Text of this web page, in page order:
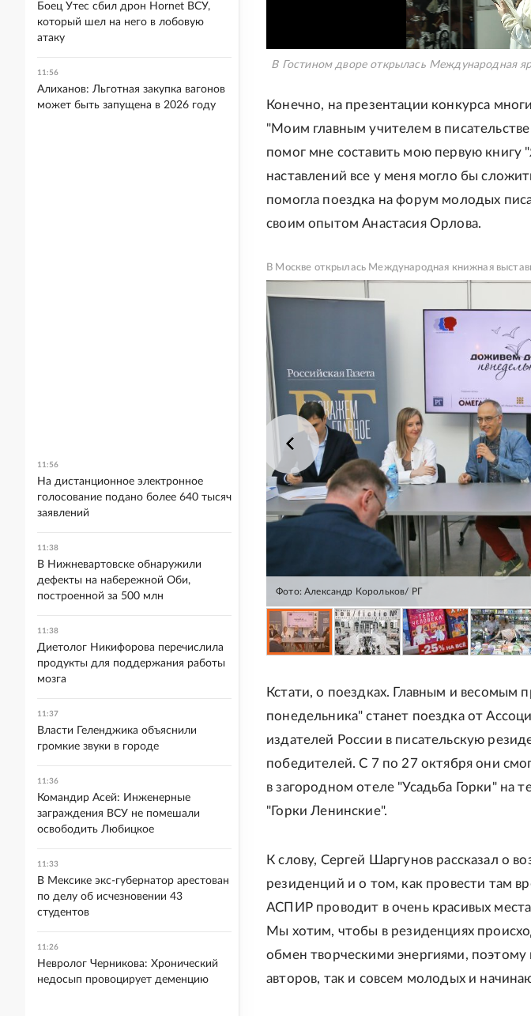
В Гостином дворе открылась Международная
Конечно, на презентации конкурса
"Моим главным учителем в
помог мне составить мою первую книгу
наставлений все у меня могло бы
помогла поездка на форум молодых
своим опытом Анастасия Орлова.
В Москве открылась Международная книжная
Фото: Александр Корольков/ РГ
Кстати, о поездках. Главным и весомым
понедельника" станет поездка от
издателей России в писательскую
победителей. С 7 по 27 октября они
в загородном отеле "Усадьба Горки" на
"Горки Ленинские".
К слову, Сергей Шаргунов рассказал о
резиденций и о том, как провести там
АСПИР проводит в очень красивых
Мы хотим, чтобы в резиденциях
обмен творческими энергиями, поэтому
авторов, так и совсем молодых и
Боец Утес сбил дрон Hornet ВСУ,
который шел на него в лобовую
атаку
11:56
Алиханов: Льготная закупка вагонов
может быть запущена в 2026 году
11:56
На дистанционное электронное
голосование подано более 640 тысяч
заявлений
11:38
В Нижневартовске обнаружили
дефекты на набережной Оби,
построенной за 500 млн
11:38
Диетолог Никифорова перечислила
продукты для поддержания работы
мозга
11:37
Власти Геленджика объяснили
громкие звуки в городе
11:36
Командир Асей: Инженерные
заграждения ВСУ не помешали
освободить Любицкое
11:33
В Мексике экс-губернатор арестован
по делу об исчезновении 43
студентов
11:26
Невролог Черникова: Хронический
недосып провоцирует деменцию